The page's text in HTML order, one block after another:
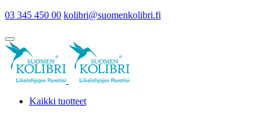
03 345 450 00 kolibri@suomenkolibri.fi
Kaikki tuotteet